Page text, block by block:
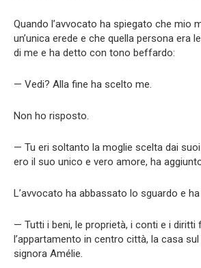
Quando l’avvocato ha spiegato che mio
un’unica erede e che quella persona era
di me e ha detto con tono beffardo:
— Vedi? Alla fine ha scelto me.
Non ho risposto.
— Tu eri soltanto la moglie scelta dai
ero il suo unico e vero amore, ha
L’avvocato ha abbassato lo sguardo e
— Tutti i beni, le proprietà, i conti e i diritti
l’appartamento in centro città, la casa
signora Amélie.